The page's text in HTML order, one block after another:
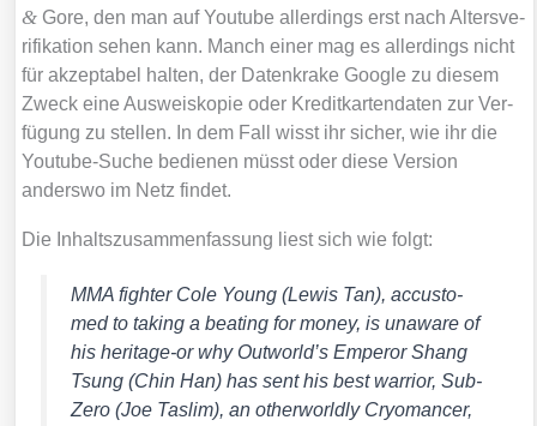
& Gore, den man auf You­tube aller­dings erst nach Alters­ve­
ri­fi­ka­ti­on sehen kann. Manch einer mag es aller­dings nicht
für akzep­ta­bel hal­ten, der Daten­kra­ke Goog­le zu die­sem
Zweck eine Aus­weis­ko­pie oder Kre­dit­kar­ten­da­ten zur Ver­
fü­gung zu stel­len. In dem Fall wisst ihr sicher, wie ihr die
You­tube-Suche bedie­nen müsst oder die­se Ver­si­on
anders­wo im Netz fin­det.
Die Inhalts­zu­sam­men­fas­sung liest sich wie folgt:
MMA figh­ter Cole Young (Lewis Tan), accus­to­
med to taking a bea­ting for money, is una­wa­re of
his heri­ta­ge-or why Outworld’s Emper­or Shang
Tsu­ng (Chin Han) has sent his best war­ri­or, Sub-
Zero (Joe Tas­lim), an other­world­ly Cryo­man­cer,